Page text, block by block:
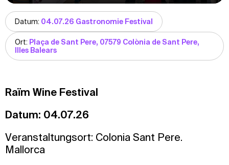
Datum: 04.07.26 Gastronomie Festival
Ort: Plaça de Sant Pere, 07579 Colònia de Sant Pere,
Illes Balears
Raïm Wine Festival
Datum: 04.07.26
Veranstaltungsort: Colonia Sant Pere.
Mallorca